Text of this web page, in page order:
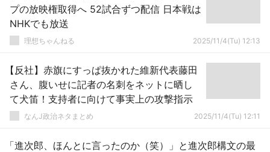
プの放映権取得へ 52試合ずつ配信 日本戦は
NHKでも放送
理想ちゃんねる 2025/11/4(Tu) 12:13
【反社】赤旗にすっぱ抜かれた維新代表藤田
さん、腹いせに記者の名刺をネットに晒し
て犬笛！支持者に向けて事実上の攻撃指示
なんJ政治ネタまとめ 2025/11/4(Tu) 12:11
「進次郎、ほんとに言ったのか（笑）」と進次郎構文の最